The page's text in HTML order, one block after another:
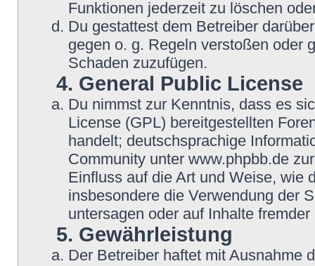
Funktionen jederzeit zu löschen
Du gestattest dem Betreiber
gegen o. g. Regeln verstoßen oder
Schaden zuzufügen.
4. General Public License
Du nimmst zur Kenntnis, dass es
License (GPL) bereitgestellten
handelt; deutschsprachige
Community unter www.phpbb.de
Einfluss auf die Art und Weise, wie
insbesondere die Verwendung der
untersagen oder auf Inhalte
5. Gewährleistung
Der Betreiber haftet mit Ausnahme